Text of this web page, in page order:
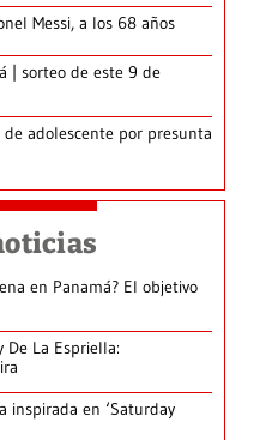
Messi, a los 68 años
| sorteo de este 9 de
adolescente por presunta
en Panamá? El objetivo
La Espriella:
inspirada en ‘Saturday